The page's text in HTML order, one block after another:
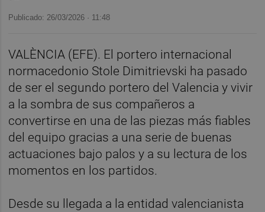
Publicado: 26/03/2026 · 11:48
VALÈNCIA (EFE). El portero internacional
normacedonio Stole Dimitrievski ha pasado
de ser el segundo portero del Valencia y vivir
a la sombra de sus compañeros a
convertirse en una de las piezas más fiables
del equipo gracias a una serie de buenas
actuaciones bajo palos y a su lectura de los
momentos en los partidos.
Desde su llegada a la entidad valencianista